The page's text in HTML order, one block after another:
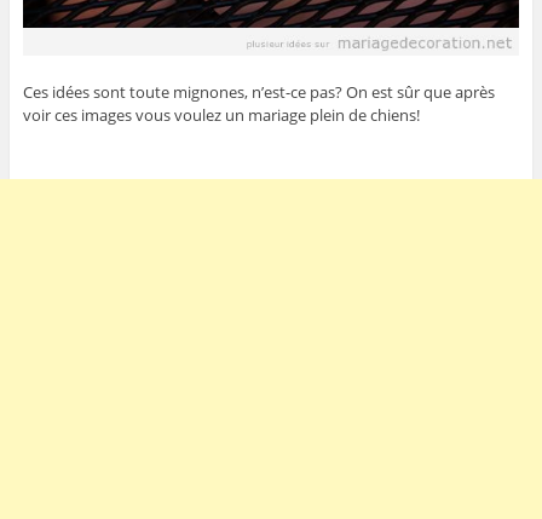
Ces idées sont toute mignones, n’est-ce pas? On est sûr que après
voir ces images vous voulez un mariage plein de chiens!